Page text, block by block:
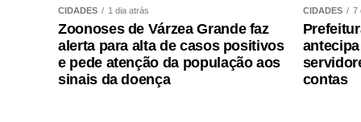
Comércio Exterior; 14º em Qualidade de
Infraestrutura Urbana e 4º em
“Esse reconhecimento nacional mostra
CIDADES 1 dia atrás
Zoonoses de Várzea Grande faz
alerta para alta de casos positivos
e pede atenção da população aos
sinais da doença
CIDADES 7
contas